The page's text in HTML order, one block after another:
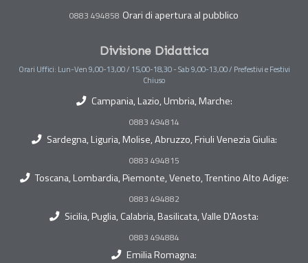
0883 494858 Orari di apertura al pubblico
Divisione Didattica
Orari Uffici: Lun-Ven 9,00-13,00 / 15,00-18,30 - Sab 9,00-13,00 / Prefestivi e Festivi
Chiuso
Campania, Lazio, Umbria, Marche:
0883 494814
Sardegna, Liguria, Molise, Abruzzo, Friuli Venezia Giulia:
0883 494815
Toscana, Lombardia, Piemonte, Veneto, Trentino Alto Adige:
0883 494882
Sicilia, Puglia, Calabria, Basilicata, Valle D'Aosta:
0883 494884
Emilia Romagna: